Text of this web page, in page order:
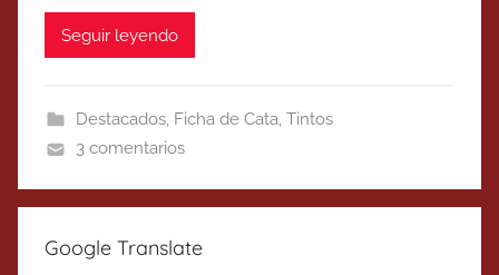
Seguir leyendo
Destacados, Ficha de Cata, Tintos
3 comentarios
Google Translate